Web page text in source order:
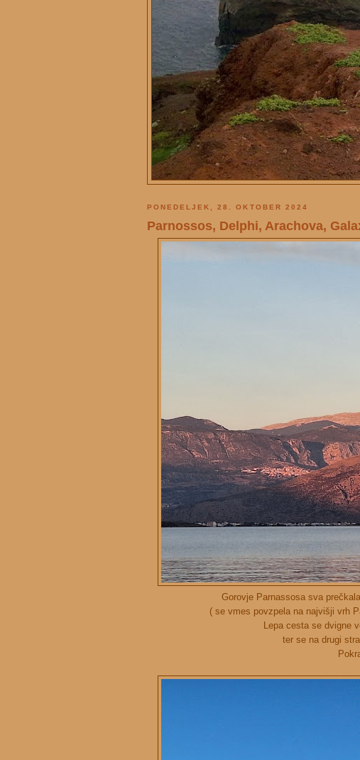
PONEDELJEK, 28. OKTOBER 2024
Parnossos, Delphi, Arachova,
Gorovje Parnassosa sva
( se vmes povzpela na najvišji vrh
Lepa cesta se dvigne
ter se na drugi